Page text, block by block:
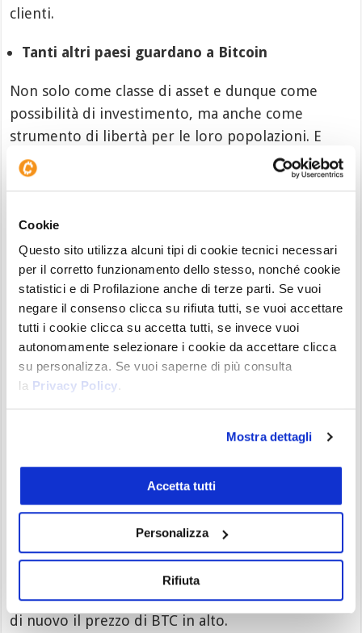
Cookie
Questo sito utilizza alcuni tipi di cookie tecnici necessari
per il corretto funzionamento dello stesso, nonché cookie
statistici e di Profilazione anche di terze parti. Se vuoi
negare il consenso clicca su rifiuta tutti, se vuoi accettare
tutti i cookie clicca su accetta tutti, se invece vuoi
autonomamente selezionare i cookie da accettare clicca
su personalizza. Se vuoi saperne di più consulta
la Privacy Policy.
Mostra dettagli
Accetta tutti
Personalizza
Rifiuta
clienti.
Tanti altri paesi guardano a Bitcoin
Non solo come classe di asset e dunque come
possibilità di investimento, ma anche come
strumento di libertà per le loro popolazioni. E
anche nei paesi meno
sotto questo
aspetto e maggiormente soliti a imporre
la nuova legge sulle criptovalute ne determina
solamente le condizioni di scambio ufficiali,
sebbene BTC sia un pericolo per le politiche
monetarie scellerate del governo di Ankara. Lo
stesso in Nigeria, dove almeno 1/3 della
popolazione, secondo le statistiche più recenti,
avrebbe transato in Bitcoin.
, che ha anche
spaziali, ne ha già in portafoglio. Una grande
notizia, dato che pubblicamente Musk è stato tra i
più feroci detrattori diBTC, per motivazioni di
tipo ecologico. Presto la più importante azienda
del mondo per la produzione di veicoli elettrici
tornerà sui suoi passi. E questo potrebbe spingere
di nuovo il prezzo di BTC in alto.